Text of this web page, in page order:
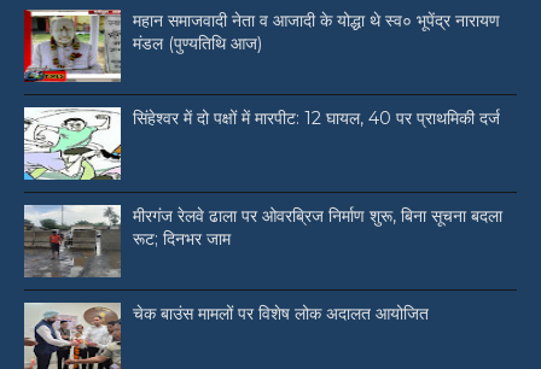
महान समाजवादी नेता व आजादी के योद्धा थे स्व० भूपेंद्र नारायण
मंडल (पुण्यतिथि आज)
सिंहेश्वर में दो पक्षों में मारपीट: 12 घायल, 40 पर प्राथमिकी दर्ज
मीरगंज रेलवे ढाला पर ओवरब्रिज निर्माण शुरू, बिना सूचना बदला
रूट; दिनभर जाम
चेक बाउंस मामलों पर विशेष लोक अदालत आयोजित